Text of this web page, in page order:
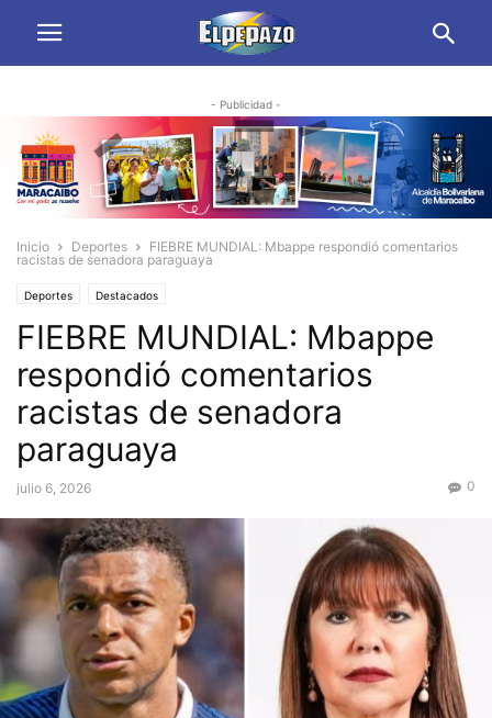
- Publicidad -
Inicio Deportes
FIEBRE MUNDIAL: Mbappe respondió comentarios
racistas de senadora paraguaya
Deportes Destacados
FIEBRE MUNDIAL: Mbappe
respondió comentarios
racistas de senadora
paraguaya
julio 6, 2026 0